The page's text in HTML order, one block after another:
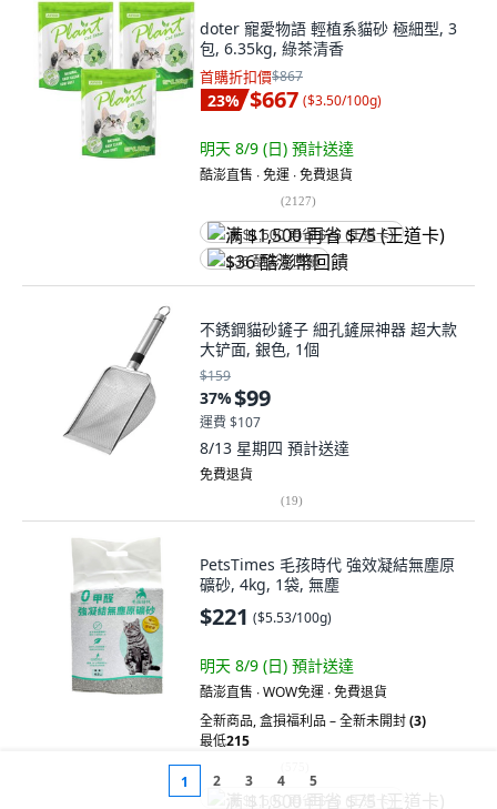
doter 寵愛物語 輕植系貓砂 極細型, 3
包, 6.35kg, 綠茶清香
首購折扣價$867
23% $667 ($3.50/100g)
明天 8/9 (日) 預計送達
酷澎直售 ∙ 免運 ∙ 免費退貨
(2127)
满 $1,500 再省 $75 (王道卡)
$36 酷澎幣回饋
不銹鋼貓砂鏟子 細孔鏟屎神器 超大款
大铲面, 銀色, 1個
$159
37%$99
運費 $107
8/13 星期四 預計送達
免費退貨
(19)
PetsTimes 毛孩時代 強效凝結無塵原
礦砂, 4kg, 1袋, 無塵
$221 ($5.53/100g)
明天 8/9 (日) 預計送達
酷澎直售 ∙ WOW免運 ∙ 免費退貨
全新商品,盒損福利品 – 全新未開封(3)
最低215
满 $1,500 再省 $75 (王道卡)
1 2 3 4 5